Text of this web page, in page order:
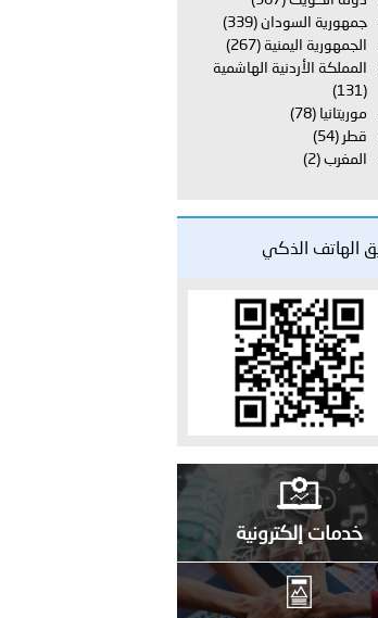
عن الأمن السياحي 2026.
جمهورية السودان (339)
الجمهورية اليمنية (267)
المملكة الأردنية الهاشمية
(131)
موريتانيا (78)
قطر (54)
المغرب (2)
الهاتف الذكي
خدمات إلكترونية